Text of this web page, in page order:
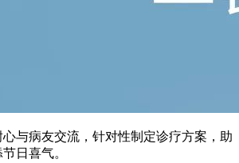
与病友交流，针对性制定诊疗方案，助
日喜气。